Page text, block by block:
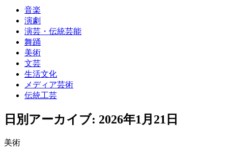
音楽
演劇
演芸・伝統芸能
舞踊
美術
文芸
生活文化
メディア芸術
伝統工芸
日別アーカイブ: 2026年1月21日
美術